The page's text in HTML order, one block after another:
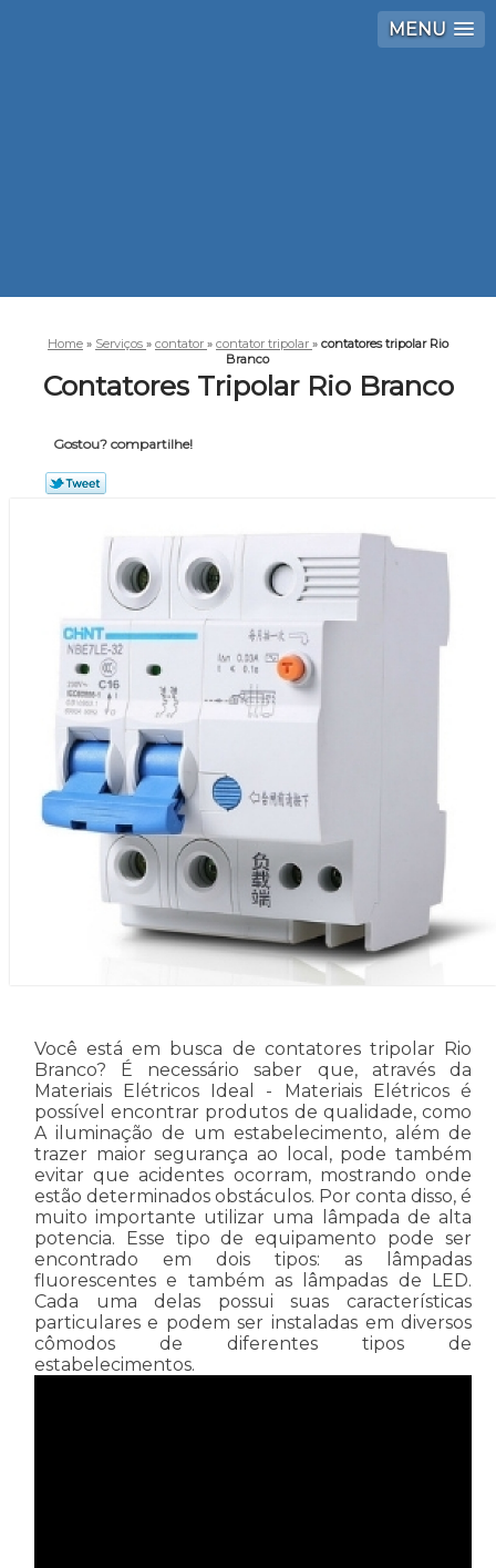
MENU
Home » Serviços » contator » contator tripolar » contatores tripolar Rio
Branco
Contatores Tripolar Rio Branco
Gostou? compartilhe!
Você está em busca de contatores tripolar Rio
Branco? É necessário saber que, através da
Materiais Elétricos Ideal - Materiais Elétricos é
possível encontrar produtos de qualidade, como
A iluminação de um estabelecimento, além de
trazer maior segurança ao local, pode também
evitar que acidentes ocorram, mostrando onde
estão determinados obstáculos. Por conta disso, é
muito importante utilizar uma lâmpada de alta
potencia. Esse tipo de equipamento pode ser
encontrado em dois tipos: as lâmpadas
fluorescentes e também as lâmpadas de LED.
Cada uma delas possui suas características
particulares e podem ser instaladas em diversos
cômodos de diferentes tipos de
estabelecimentos.